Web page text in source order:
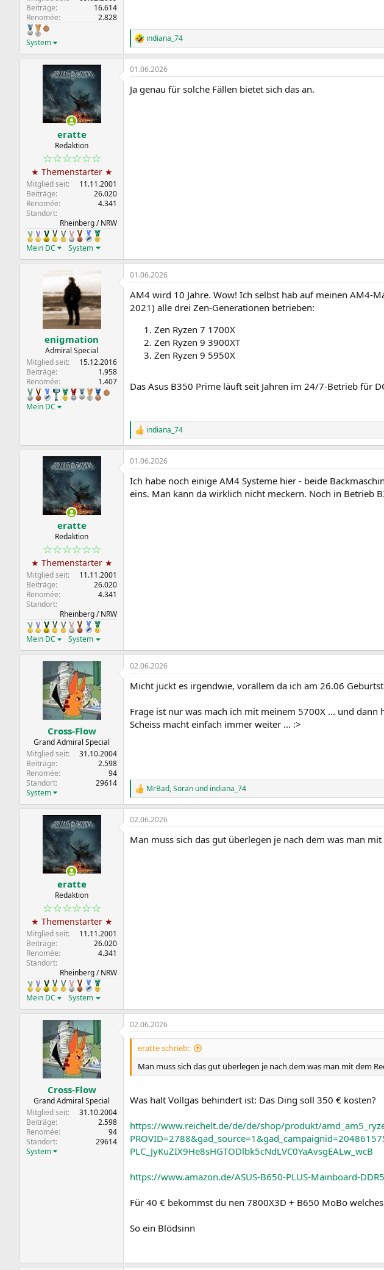
Beiträge
16.614
Renomée
2.828
System
R
e
a
k
i
indiana_74
eratte
Redaktion
☆☆☆☆☆☆
★ Themenstarter ★
Mitglied seit
11.11.2001
Beiträge
26.020
Renomée
4.341
Standort
Rheinberg / NRW
Mein DC System
01.06.2026
Ja genau für solche Fällen bietet sich das an.
enigmation
Admiral Special
Mitglied seit
15.12.2016
Beiträge
1.958
Renomée
1.407
Mein DC
01.06.2026
AM4 wird 10 Jahre. Wow! Ich selbst hab auf meinen AM4-
2021) alle drei Zen-Generationen betrieben:
Zen Ryzen 7 1700X
Zen Ryzen 9 3900XT
Zen Ryzen 9 5950X
Das Asus B350 Prime läuft seit Jahren im 24/7-Betrieb für
R
e
a
k
i
o
indiana_74
eratte
Redaktion
☆☆☆☆☆☆
★ Themenstarter ★
Mitglied seit
11.11.2001
Beiträge
26.020
Renomée
4.341
Standort
Rheinberg / NRW
Mein DC System
01.06.2026
Ich habe noch einige AM4 Systeme hier - beide
eins. Man kann da wirklich nicht meckern. Noch in Betrieb
Cross-Flow
Grand Admiral Special
Mitglied seit
31.10.2004
Beiträge
2.598
Renomée
94
Standort
29614
System
02.06.2026
Micht juckt es irgendwie, vorallem da ich am 26.06
Frage ist nur was mach ich mit meinem 5700X ... und
Scheiss macht einfach immer weiter ... :>
R
e
a
k
i
MrBad,Soran und indiana_74
eratte
Redaktion
☆☆☆☆☆☆
★ Themenstarter ★
Mitglied seit
11.11.2001
Beiträge
26.020
Renomée
4.341
Standort
Rheinberg / NRW
Mein DC System
02.06.2026
Man muss sich das gut überlegen je nach dem was man
Cross-Flow
Grand Admiral Special
Mitglied seit
31.10.2004
Beiträge
2.598
Renomée
94
Standort
29614
System
02.06.2026
eratte schrieb:
Man muss sich das gut überlegen je nach dem was man mit dem
Was halt Vollgas behindert ist: Das Ding soll 350 € kosten?
https://www.reichelt.de/de/de/shop/produkt/
PLC_JyKuZIX9He8sHGTODlbk5cNdLVC0YaAvsgEALw_wcB
https://www.amazon.de/ASUS-B650-PLUS-Mainboard-
Für 40 € bekommst du nen 7800X3D + B650 MoBo
So ein Blödsinn